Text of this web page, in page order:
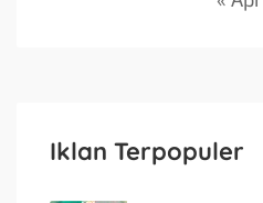
Iklan Terpopuler